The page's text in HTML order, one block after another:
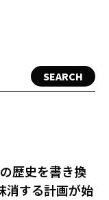
SEARCH
歴史を書き換
消する計画が始